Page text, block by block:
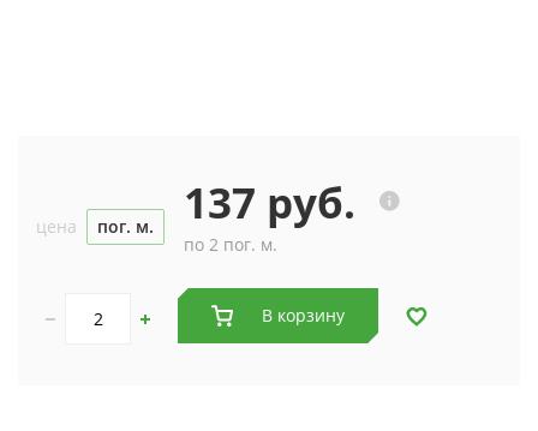
цена пог. м. 137 руб.
по 2 пог. м.
В корзину